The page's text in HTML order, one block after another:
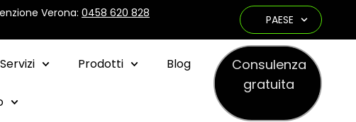
Verona: 0458 620 828
PAESE
Servizi Prodotti Blog
Consulenza
gratuita